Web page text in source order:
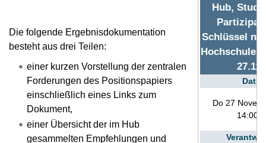
Hub,
Schlüssel
Do 27
14:00
Die folgende Ergebnisdokumentation
besteht aus drei Teilen:
einer kurzen Vorstellung der zentralen
Forderungen des Positionspapiers
einschließlich eines Links zum
Dokument,
einer Übersicht der im Hub
gesammelten Empfehlungen und